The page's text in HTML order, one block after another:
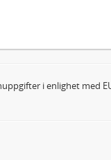
i enlighet med